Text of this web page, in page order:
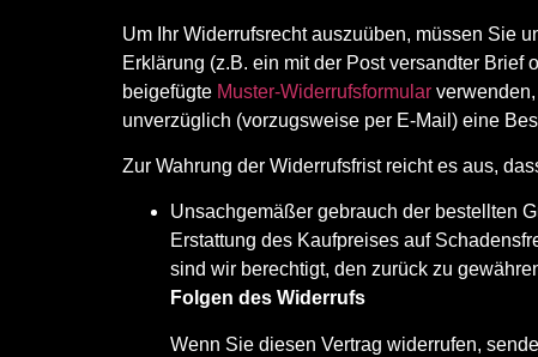
Um Ihr Widerrufsrecht auszuüben, müssen Sie
Erklärung (z.B. ein mit der Post versandter
beigefügte Muster-Widerrufsformular
unverzüglich (vorzugsweise per E-Mail) eine
Zur Wahrung der Widerrufsfrist reicht es aus,
Unsachgemäßer gebrauch der bestellten
Erstattung des Kaufpreises auf
sind wir berechtigt, den zurück zu
Folgen des Widerrufs
Wenn Sie diesen Vertrag widerrufen,